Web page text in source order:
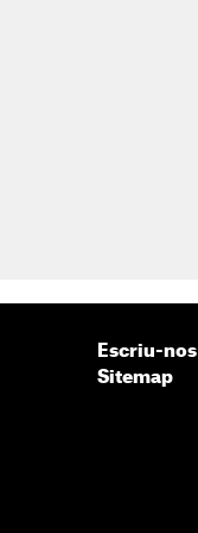
Escriu-nos
Sitemap